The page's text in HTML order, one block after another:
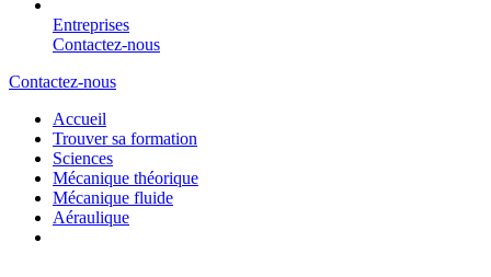
Entreprises
Contactez-nous
Contactez-nous
Accueil
Trouver sa formation
Sciences
Mécanique théorique
Mécanique fluide
Aéraulique